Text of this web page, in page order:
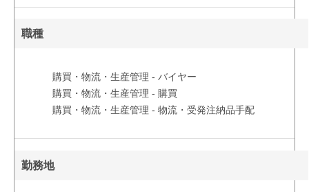
職種
購買・物流・生産管理 - バイヤー
購買・物流・生産管理 - 購買
購買・物流・生産管理 - 物流・受発注納品手配
勤務地